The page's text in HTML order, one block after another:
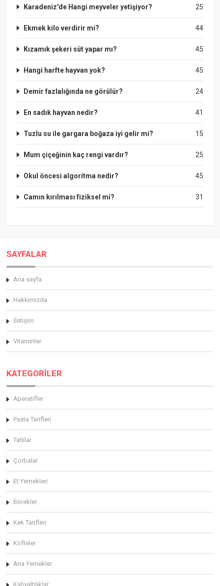
25
Karadeniz'de Hangi meyveler yetişiyor?
44
Ekmek kilo verdirir mi?
45
Kızamık şekeri süt yapar mı?
45
Hangi harfte hayvan yok?
24
Demir fazlalığında ne görülür?
41
En sadık hayvan nedir?
15
Tuzlu su ile gargara boğaza iyi gelir mi?
25
Mum çiçeğinin kaç rengi vardır?
45
Okul öncesi algoritma nedir?
31
Camın kırılması fiziksel mi?
SAYFALAR
Ana sayfa
Hakkimizda
İletişim
Vitaminler
KATEGORİLER
Aperatifler
Pasta Tarifleri
Tatlılar
Çorbalar
Et Yemekleri
Börekler
Kek Tarifleri
Köfteler
Ana Yemekler
Kahvaltılıklar